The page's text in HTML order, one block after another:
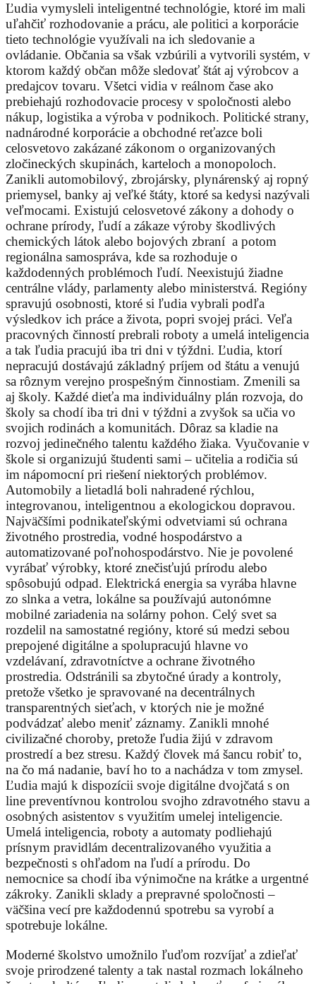
Ľudia vymysleli inteligentné technológie, ktoré im mali
uľahčiť rozhodovanie a prácu, ale politici a korporácie
tieto technológie využívali na ich sledovanie a
ovládanie. Občania sa však vzbúrili a vytvorili systém, v
ktorom každý občan môže sledovať štát aj výrobcov a
predajcov tovaru. Všetci vidia v reálnom čase ako
prebiehajú rozhodovacie procesy v spoločnosti alebo
nákup, logistika a výroba v podnikoch. Politické strany,
nadnárodné korporácie a obchodné reťazce boli
celosvetovo zakázané zákonom o organizovaných
zločineckých skupinách, karteloch a monopoloch.
Zanikli automobilový, zbrojársky, plynárenský aj ropný
priemysel, banky aj veľké štáty, ktoré sa kedysi nazývali
veľmocami. Existujú celosvetové zákony a dohody o
ochrane prírody, ľudí a zákaze výroby škodlivých
chemických látok alebo bojových zbraní a potom
regionálna samospráva, kde sa rozhoduje o
každodenných problémoch ľudí. Neexistujú žiadne
centrálne vlády, parlamenty alebo ministerstvá. Regióny
spravujú osobnosti, ktoré si ľudia vybrali podľa
výsledkov ich práce a života, popri svojej práci. Veľa
pracovných činností prebrali roboty a umelá inteligencia
a tak ľudia pracujú iba tri dni v týždni. Ľudia, ktorí
nepracujú dostávajú základný príjem od štátu a venujú
sa rôznym verejno prospešným činnostiam. Zmenili sa
aj školy. Každé dieťa ma individuálny plán rozvoja, do
školy sa chodí iba tri dni v týždni a zvyšok sa učia vo
svojich rodinách a komunitách. Dôraz sa kladie na
rozvoj jedinečného talentu každého žiaka. Vyučovanie v
škole si organizujú študenti sami – učitelia a rodičia sú
im nápomocní pri riešení niektorých problémov.
Automobily a lietadlá boli nahradené rýchlou,
integrovanou, inteligentnou a ekologickou dopravou.
Najväčšími podnikateľskými odvetviami sú ochrana
životného prostredia, vodné hospodárstvo a
automatizované poľnohospodárstvo. Nie je povolené
vyrábať výrobky, ktoré znečisťujú prírodu alebo
spôsobujú odpad. Elektrická energia sa vyrába hlavne
zo slnka a vetra, lokálne sa používajú autonómne
mobilné zariadenia na solárny pohon. Celý svet sa
rozdelil na samostatné regióny, ktoré sú medzi sebou
prepojené digitálne a spolupracujú hlavne vo
vzdelávaní, zdravotníctve a ochrane životného
prostredia. Odstránili sa zbytočné úrady a kontroly,
pretože všetko je spravované na decentrálnych
transparentných sieťach, v ktorých nie je možné
podvádzať alebo meniť záznamy. Zanikli mnohé
civilizačné choroby, pretože ľudia žijú v zdravom
prostredí a bez stresu. Každý človek má šancu robiť to,
na čo má nadanie, baví ho to a nachádza v tom zmysel.
Ľudia majú k dispozícii svoje digitálne dvojčatá s on
line preventívnou kontrolou svojho zdravotného stavu a
osobných asistentov s využitím umelej inteligencie.
Umelá inteligencia, roboty a automaty podliehajú
prísnym pravidlám decentralizovaného využitia a
bezpečnosti s ohľadom na ľudí a prírodu. Do
nemocnice sa chodí iba výnimočne na krátke a urgentné
zákroky. Zanikli sklady a prepravné spoločnosti –
väčšina vecí pre každodennú spotrebu sa vyrobí a
spotrebuje lokálne.
Moderné školstvo umožnilo ľuďom rozvíjať a zdieľať
svoje prirodzené talenty a tak nastal rozmach lokálneho